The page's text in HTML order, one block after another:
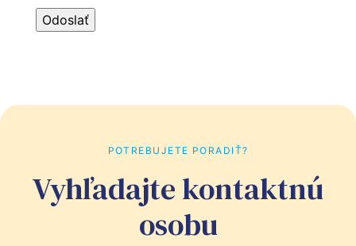
POTREBUJETE PORADIŤ?
Vyhľadajte kontaktnú
osobu